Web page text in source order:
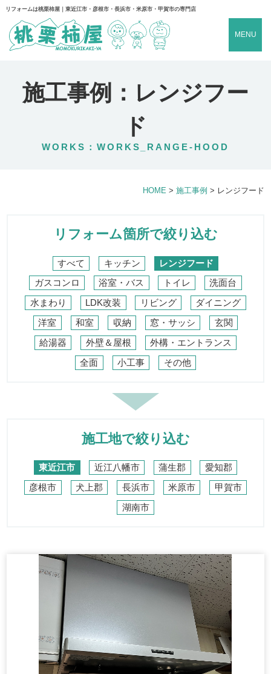
リフォームは桃栗柿屋｜東近江市・彦根市・長浜市・米原市・甲賀市の専門店
MENU
施工事例：レンジフー
ド
WORKS：WORKS_RANGE-HOOD
HOME > 施工事例 > レンジフード
リフォーム箇所で絞り込む
すべて キッチン レンジフード
ガスコンロ 浴室・バス トイレ 洗面台
水まわり LDK改装 リビング ダイニング
洋室 和室 収納 窓・サッシ 玄関
給湯器 外壁＆屋根 外構・エントランス
全面 小工事 その他
施工地で絞り込む
東近江市 近江八幡市 蒲生郡 愛知郡
彦根市 犬上郡 長浜市 米原市 甲賀市
湖南市